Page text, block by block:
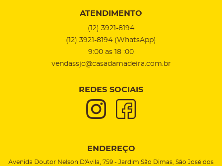
ATENDIMENTO
(12) 3921-8194
(12) 3921-8194 (WhatsApp)
9:00 as 18 :00
vendassjc@casadamadeira.com.br
REDES SOCIAIS
ENDEREÇO
Avenida Doutor Nelson D'Avila, 759 - Jardim São Dimas, São José dos